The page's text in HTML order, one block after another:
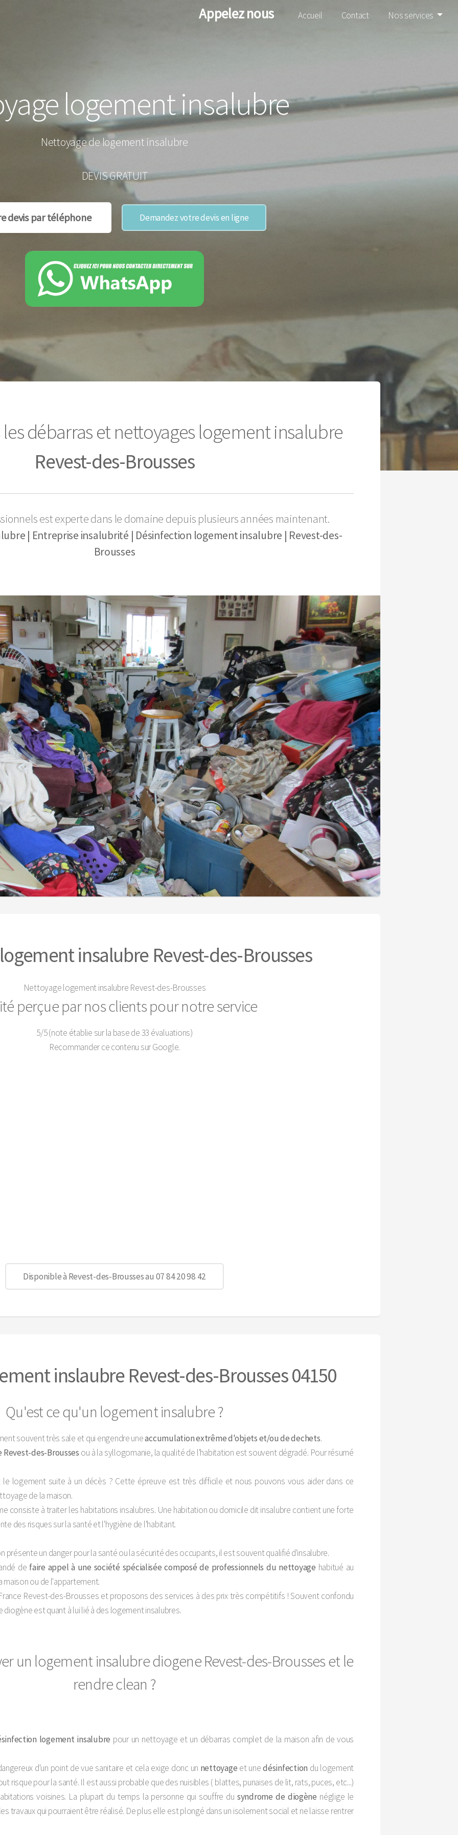
Appelez nous Accueil Contact Nos services
logement insalubre
Nettoyage de logement insalubre
DEVIS GRATUIT
devis par téléphone Demandez votre devis en ligne
débarras et nettoyages logement insalubre
Revest-des-Brousses
est experte dans le domaine depuis plusieurs années maintenant.
| Entreprise insalubrité | Désinfection logement insalubre | Revest-des-
Brousses
insalubre Revest-des-Brousses
Nettoyage logement insalubre Revest-des-Brousses
perçue par nos clients pour notre service
5/5(note établie sur la base de33 évaluations)
Recommander ce contenu sur Google.
Disponible à Revest-des-Brousses au 07 84 20 98 42
inslaubre Revest-des-Brousses 04150
Qu'est ce qu'un logement insalubre ?
souvent très sale et qui engendre uneaccumulation extrême d'objets et/ou de dechets.
des-Brousses ou à la syllogomanie, la qualité de l'habitation est souvent dégradé. Pour résumé
logement suite à un décès ? Cette épreuve est très difficile et nous pouvons vous aider dans ce
de la maison.
consiste à traiter les habitations insalubres. Une habitation ou domicile dit insalubre contient une forte
des risques sur la santé et l'hygiène de l'habitant.
présente un danger pour la santé ou la sécurité des occupants, il est souvent qualifié d'insalubre.
de faire appel à une société spécialisée composé de professionnels du nettoyage habitué au
maison ou de l'appartement.
Revest-des-Brousses et proposons des services à des prix très compétitifs ! Souvent confondu
est quant à lui lié à des logement insalubres.
un logement insalubre diogene Revest-des-Brousses et le
rendre clean ?
logement insalubre pour un nettoyage et un débarras complet de la maison afin de vous
d'un point de vue sanitaire et cela exige donc un nettoyage et unedésinfection du logement
risque pour la santé. Il est aussi probable que des nuisibles ( blattes, punaises de lit, rats, puces, etc...)
voisines. La plupart du temps la personne qui souffre dusyndrome de diogène néglige le
travaux qui pourraient être réalisé. De plus elle est plongé dans un isolement social et ne laisse rentrer